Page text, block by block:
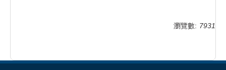
瀏覽數: 7931